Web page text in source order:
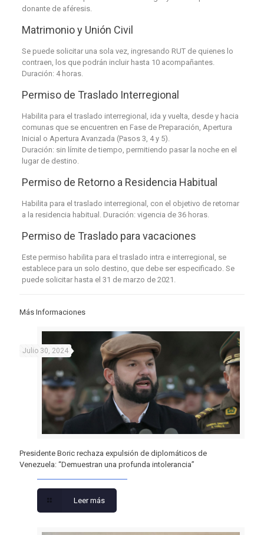
donante de aféresis.
Matrimonio y Unión Civil
Se puede solicitar una sola vez, ingresando RUT de quienes lo
contraen, los que podrán incluir hasta 10 acompañantes.
Duración: 4 horas.
Permiso de Traslado Interregional
Habilita para el traslado interregional, ida y vuelta, desde y hacia
comunas que se encuentren en Fase de Preparación, Apertura
Inicial o Apertura Avanzada (Pasos 3, 4 y 5).
Duración: sin límite de tiempo, permitiendo pasar la noche en el
lugar de destino.
Permiso de Retorno a Residencia Habitual
Habilita para el traslado interregional, con el objetivo de retornar
a la residencia habitual. Duración: vigencia de 36 horas.
Permiso de Traslado para vacaciones
Este permiso habilita para el traslado intra e interregional, se
establece para un solo destino, que debe ser especificado. Se
puede solicitar hasta el 31 de marzo de 2021.
Más Informaciones
Julio 30, 2024
Presidente Boric rechaza expulsión de diplomáticos de
Venezuela: “Demuestran una profunda intolerancia”
Leer más